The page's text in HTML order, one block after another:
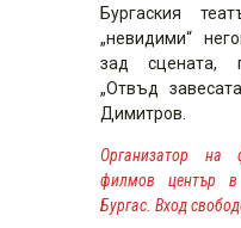
Бургаския
„невидими“
зад сцената,
„Отвъд
Димитров.
Организатор на
филмов център
Бургас. Вход